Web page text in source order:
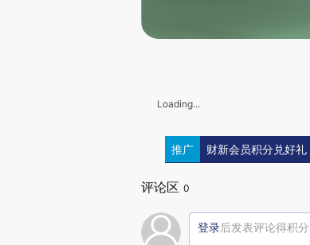
Loading...
推广 财新会员积分兑好礼
评论区 0
登录后发表评论得积分